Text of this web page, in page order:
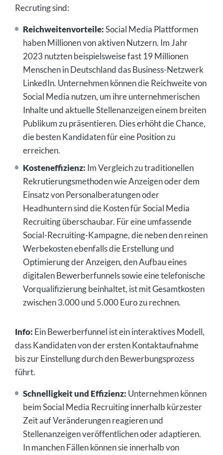
Recruting sind:
Reichweitenvorteile:Social Media Plattformen
haben Millionen von aktiven Nutzern. Im Jahr
2023 nutzten beispielsweise fast 19 Millionen
Menschen in Deutschland das Business-Netzwerk
LinkedIn. Unternehmen können die Reichweite von
Social Media nutzen, um ihre unternehmerischen
Inhalte und aktuelle Stellenanzeigen einem breiten
Publikum zu präsentieren. Dies erhöht die Chance,
die besten Kandidaten für eine Position zu
erreichen.
Kosteneffizienz: Im Vergleich zu traditionellen
Rekrutierungsmethoden wie Anzeigen oder dem
Einsatz von Personalberatungen oder
Headhuntern sind die Kosten für Social Media
Recruiting überschaubar. Für eine umfassende
Social-Recruiting-Kampagne, die neben den reinen
Werbekosten ebenfalls die Erstellung und
Optimierung der Anzeigen, den Aufbau eines
digitalen Bewerberfunnels sowie eine telefonische
Vorqualifizierung beinhaltet, ist mit Gesamtkosten
zwischen 3.000 und 5.000 Euro zu rechnen.
Info: Ein Bewerberfunnel ist ein interaktives Modell,
dass Kandidaten von der ersten Kontaktaufnahme
bis zur Einstellung durch den Bewerbungsprozess
führt.
Schnelligkeit und Effizienz: Unternehmen können
beim Social Media Recruiting innerhalb kürzester
Zeit auf Veränderungen reagieren und
Stellenanzeigen veröffentlichen oder adaptieren.
In manchen Fällen können sie innerhalb von